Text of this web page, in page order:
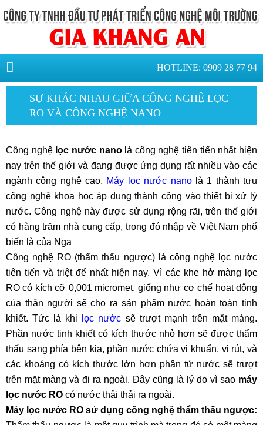
HOTLINE: 0909 28 77 94
SỰ KHÁC NHAU GIỮA CÔNG NGHỆ LỌC
RO VÀ CÔNG NGHỆ NANO
Công nghệ lọc nước nanolà công nghệ tiên tiến nhất hiện
nay trên thế giới và đang được ứng dụng rất nhiều vào các
ngành công nghệ cao. Máy lọc nước nanolà 1 thành tựu
công nghệ khoa học áp dụng thành công vào thiết bị xử lý
nước. Công nghệ này được sử dụng rộng rãi, trên thế giới
có hàng trăm nhà cung cấp, trong đó nhập về Việt Nam phổ
biến là của Nga
Công nghệ RO (thẩm thấu ngược) là công nghệ lọc nước
tiên tiến và triệt để nhất hiện nay. Vì các khe hở màng lọc
RO có kích cỡ 0,001 micromet, giống như cơ chế hoạt động
của thận người sẽ cho ra sản phẩm nước hoàn toàn tinh
khiết. Tức là khi
lọc nước sẽ trượt mạnh trên mặt màng.
Phần nước tinh khiết có kích thước nhỏ hơn sẽ được thẩm
thấu sang phía bên kia, phần nước chứa vi khuẩn, vi rút, và
các khoáng có kích thước lớn hơn phân tử nước sẽ trượt
trên mặt màng và đi ra ngoài. Đây cũng là lý do vì sao máy
lọc nước RO có nước thải thải ra ngoài.
Máy lọc nước RO sử dụng công nghệ thẩm thấu ngược: